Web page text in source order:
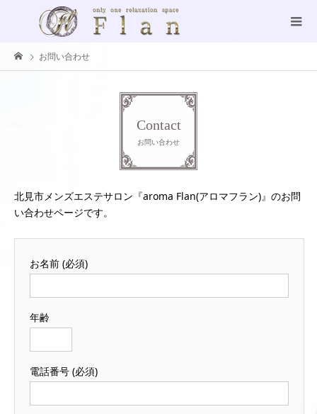
お問い合わせ
Contact
お問い合わせ
北見市メンズエステサロン『aroma Flan(アロマフラン)』のお問
い合わせページです。
お名前 (必須)
年齢
電話番号 (必須)